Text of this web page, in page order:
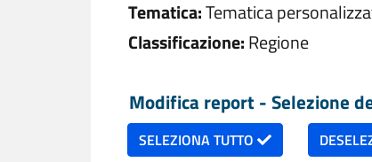
Tematica:Tematica
Classificazione:Regione
Modifica report - Selezione
SELEZIONA TUTTO